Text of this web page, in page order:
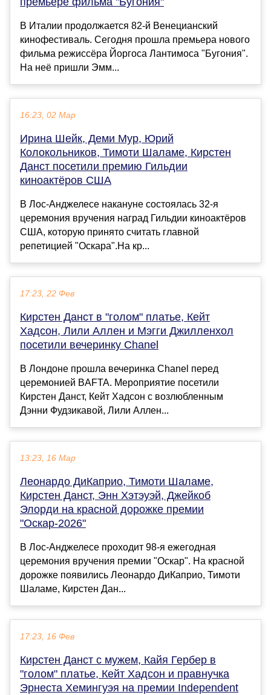
В Италии продолжается 82-й Венецианский
кинофестиваль. Сегодня прошла премьера нового
фильма режиссёра Йоргоса Лантимоса "Бугония".
На неё пришли Эмм...
16:23, 02 Мар
Ирина Шейк, Деми Мур, Юрий
Колокольников, Тимоти Шаламе, Кирстен
Данст посетили премию Гильдии
киноактёров США
В Лос-Анджелесе накануне состоялась 32-я
церемония вручения наград Гильдии киноактёров
США, которую принято считать главной
репетицией "Оскара".На кр...
17:23, 22 Фев
Кирстен Данст в "голом" платье, Кейт
Хадсон, Лили Аллен и Мэгги Джилленхол
посетили вечеринку Chanel
В Лондоне прошла вечеринка Chanel перед
церемонией BAFTA. Мероприятие посетили
Кирстен Данст, Кейт Хадсон с возлюбленным
Дэнни Фудзикавой, Лили Аллен...
13:23, 16 Мар
Леонардо ДиКаприо, Тимоти Шаламе,
Кирстен Данст, Энн Хэтэуэй, Джейкоб
Элорди на красной дорожке премии
"Оскар-2026"
В Лос-Анджелесе проходит 98-я ежегодная
церемония вручения премии "Оскар". На красной
дорожке появились Леонардо ДиКаприо, Тимоти
Шаламе, Кирстен Дан...
17:23, 16 Фев
Кирстен Данст с мужем, Кайя Гербер в
"голом" платье, Кейт Хадсон и правнучка
Эрнеста Хемингуэя на премии Independent